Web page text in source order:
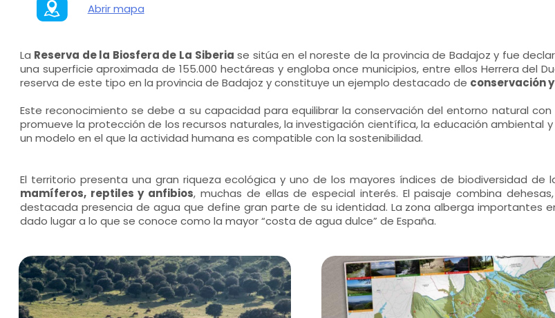
Abrir mapa
La Reserva de la Biosfera de La Siberia se sitúa en el noreste de la provincia de Badajoz y fue
una superficie aproximada de 155.000 hectáreas y engloba once municipios, entre ellos Herrera del
reserva de este tipo en la provincia de Badajoz y constituye un ejemplo destacado de conservación
Este reconocimiento se debe a su capacidad para equilibrar la conservación del entorno natural
promueve la protección de los recursos naturales, la investigación científica, la educación
un modelo en el que la actividad humana es compatible con la sostenibilidad.
El territorio presenta una gran riqueza ecológica y uno de los mayores índices de biodiversidad de
mamíferos, reptiles y anfibios, muchas de ellas de especial interés. El paisaje combina
destacada presencia de agua que define gran parte de su identidad. La zona alberga importantes
dado lugar a lo que se conoce como la mayor “costa de agua dulce” de España.